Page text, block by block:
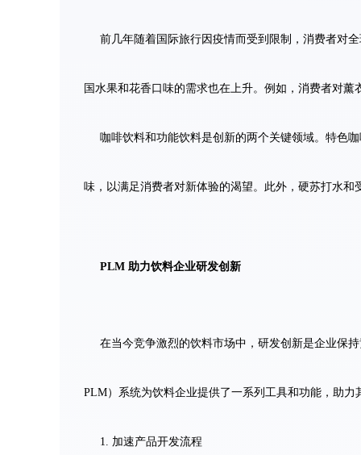
前几年随着国际旅行因疫情而受到限制，消费者对
国水果和花香口味的需求也在上升。例如，消费者对薰
咖啡饮料和功能饮料是创新的两个关键领域。特色
味，以满足消费者对新体验的渴望。此外，硬苏打水
PLM 助力饮料企业研发创新
在当今竞争激烈的饮料市场中，研发创新是企业保
PLM）系统为饮料企业提供了一系列工具和功能，助力
1. 加速产品开发流程